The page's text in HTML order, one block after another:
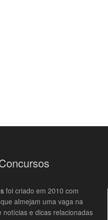
foi criado em 2010 com
almejam uma vaga na
e dicas relacionadas